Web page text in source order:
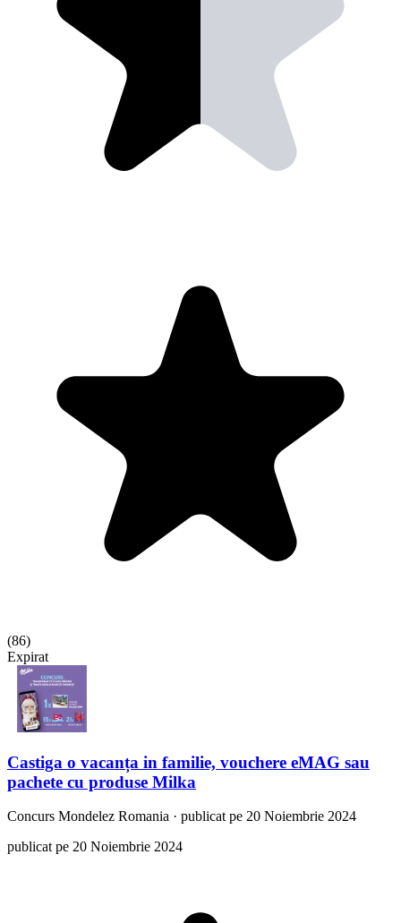
(86)
Expirat
Castiga o vacanța in familie, vouchere eMAG sau
pachete cu produse Milka
Concurs Mondelez Romania · publicat pe 20 Noiembrie 2024
publicat pe 20 Noiembrie 2024